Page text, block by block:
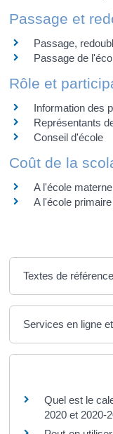
Passage et
Passage,
Passage de
Rôle et
Information des
Représentants
Conseil d'école
Coût de la
A l'école
A l'école
Textes de référence
Services en ligne
Quel est le
2020 et 2020-